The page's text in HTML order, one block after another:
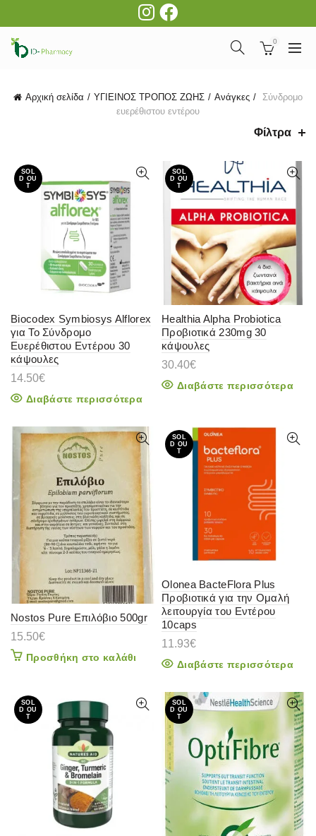
0
Αρχική σελίδα ΥΓΙΕΙΝΟΣ ΤΡΟΠΟΣ ΖΩΗΣ Ανάγκες
Σύνδρομο
ευερέθιστου εντέρου
Φίλτρα
SOL
D OU
T
Biocodex Symbiosys Alflorex
για Το Σύνδρομο
Ευερέθιστου Εντέρου 30
κάψουλες
14.50€
Διαβάστε περισσότερα
SOL
D OU
T
Healthia Alpha Probiotica
Προβιοτικά 230mg 30
κάψουλες
30.40€
Διαβάστε περισσότερα
Nostos Pure Επιλόβιο 500gr
15.50€
Προσθήκη στο καλάθι
SOL
D OU
T
Olonea BacteFlora Plus
Προβιοτικά για την Ομαλή
λειτουργία του Εντέρου
10caps
11.93€
Διαβάστε περισσότερα
SOL
D OU
T
SOL
D OU
T